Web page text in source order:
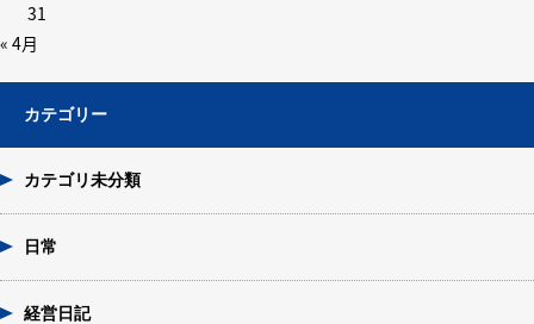
« 4月
31
カテゴリー
カテゴリ未分類
日常
経営日記